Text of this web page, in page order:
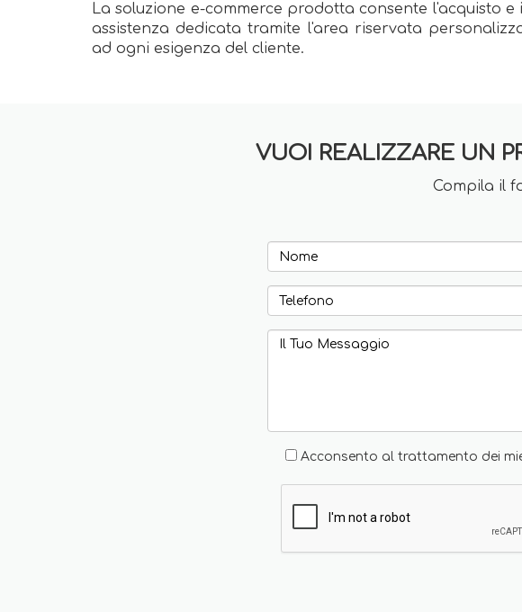
La soluzione e-commerce prodotta consente l'acquisto
assistenza dedicata tramite l'area riservata
ad ogni esigenza del cliente.
VUOI REALIZZARE UN
Compila il
Acconsento al trattamento dei